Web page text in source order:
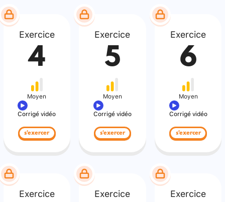
Exercice
4
Moyen
Corrigé vidéo
s'exercer
Exercice
5
Moyen
Corrigé vidéo
s'exercer
Exercice
6
Moyen
Corrigé vidéo
s'exercer
Exercice Exercice Exercice